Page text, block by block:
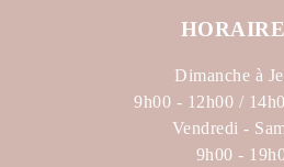
Dimanche à
9h00 - 12h00 /
Vendredi -
9h00 -